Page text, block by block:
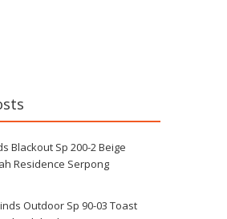
Blackout Sp 200-2 Beige
Residence Serpong
Outdoor Sp 90-03 Toast